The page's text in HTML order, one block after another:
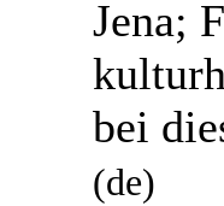
Jena;
bei
(de)